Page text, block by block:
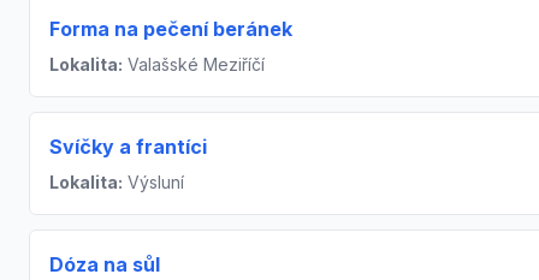
Forma na pečení beránek
Lokalita: Valašské Meziříčí
Svíčky a frantíci
Lokalita: Výsluní
Dóza na sůl